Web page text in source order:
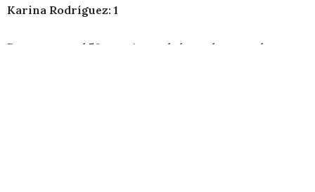
Karina Rodríguez: 1
Destaca que el 50 por ciento de los goles recaebn en